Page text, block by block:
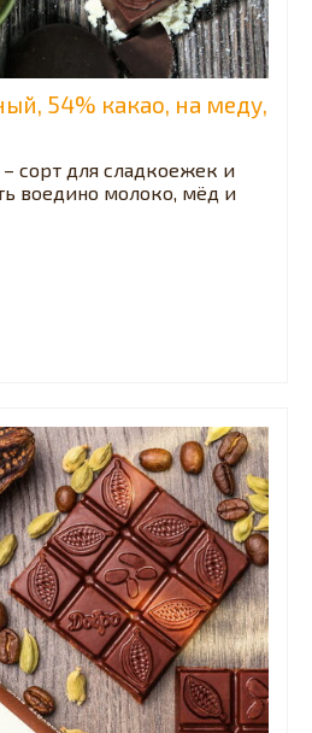
54% какао, на меду,
сорт для сладкоежек и
воедино молоко, мёд и